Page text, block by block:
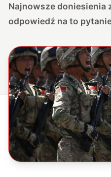
Najnowsze doniesienia
odpowiedź na to